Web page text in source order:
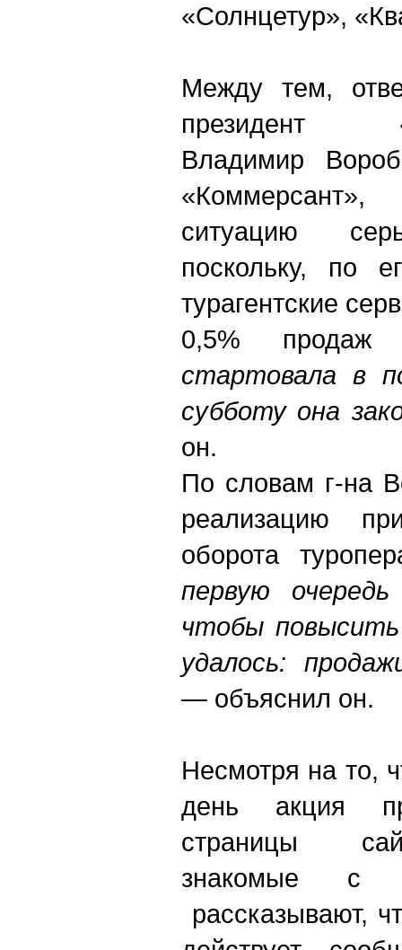
«Солнцетур»,
Между тем,
президент
Владимир
ситуацию
поскольку, по
турагентские
0,5% продаж
стартовала в
субботу она
он.
По словам г-на
реализацию
оборота
первую
чтобы
удалось:
— объяснил он.
Несмотря на то,
день акция
страницы
знакомые с
рассказывают,